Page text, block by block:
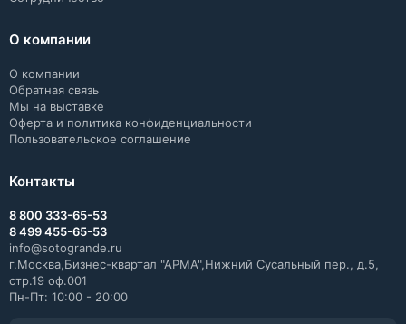
О компании
О компании
Обратная связь
Мы на выставке
Оферта и политика конфиденциальности
Пользовательское соглашение
Контакты
8 800 333-65-53
8 499 455-65-53
info@sotogrande.ru
г.Москва,Бизнес-квартал "АРМА",Нижний Сусальный пер., д.5,
стр.19 оф.001
Пн-Пт: 10:00 - 20:00